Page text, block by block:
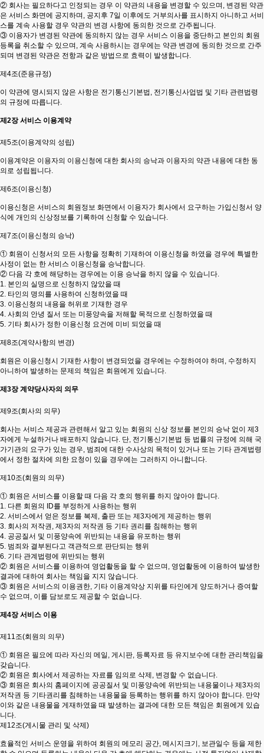
② 회사는 필요하다고 인정되는 경우 이 약관의 내용을 변경할 수 있으며, 변경된 약관
은 서비스 화면에 공지하며, 공지후 7일 이후에도 거부의사를 표시하지 아니하고 서비
스를 계속 사용할 경우 약관의 변경 사항에 동의한 것으로 간주됩니다.
③ 이용자가 변경된 약관에 동의하지 않는 경우 서비스 이용을 중단하고 본인의 회원
등록을 취소할 수 있으며, 계속 사용하시는 경우에는 약관 변경에 동의한 것으로 간주
되며 변경된 약관은 전항과 같은 방법으로 효력이 발생합니다.
제4조(준용규정)
이 약관에 명시되지 않은 사항은 전기통신기본법, 전기통신사업법 및 기타 관련법령
의 규정에 따릅니다.
제2장 서비스 이용계약
제5조(이용계약의 성립)
이용계약은 이용자의 이용신청에 대한 회사의 승낙과 이용자의 약관 내용에 대한 동
의로 성립됩니다.
제6조(이용신청)
이용신청은 서비스의 회원정보 화면에서 이용자가 회사에서 요구하는 가입신청서 양
식에 개인의 신상정보를 기록하여 신청할 수 있습니다.
제7조(이용신청의 승낙)
① 회원이 신청서의 모든 사항을 정확히 기재하여 이용신청을 하였을 경우에 특별한
사정이 없는 한 서비스 이용신청을 승낙합니다.
② 다음 각 호에 해당하는 경우에는 이용 승낙을 하지 않을 수 있습니다.
1. 본인의 실명으로 신청하지 않았을 때
2. 타인의 명의를 사용하여 신청하였을 때
3. 이용신청의 내용을 허위로 기재한 경우
4. 사회의 안녕 질서 또는 미풍양속을 저해할 목적으로 신청하였을 때
5. 기타 회사가 정한 이용신청 요건에 미비 되었을 때
제8조(계약사항의 변경)
회원은 이용신청시 기재한 사항이 변경되었을 경우에는 수정하여야 하며, 수정하지
아니하여 발생하는 문제의 책임은 회원에게 있습니다.
제3장 계약당사자의 의무
제9조(회사의 의무)
회사는 서비스 제공과 관련해서 알고 있는 회원의 신상 정보를 본인의 승낙 없이 제3
자에게 누설하거나 배포하지 않습니다. 단, 전기통신기본법 등 법률의 규정에 의해 국
가기관의 요구가 있는 경우, 범죄에 대한 수사상의 목적이 있거나 또는 기타 관계법령
에서 정한 절차에 의한 요청이 있을 경우에는 그러하지 아니합니다.
제10조(회원의 의무)
① 회원은 서비스를 이용할 때 다음 각 호의 행위를 하지 않아야 합니다.
1. 다른 회원의 ID를 부정하게 사용하는 행위
2. 서비스에서 얻은 정보를 복제, 출판 또는 제3자에게 제공하는 행위
3. 회사의 저작권, 제3자의 저작권 등 기타 권리를 침해하는 행위
4. 공공질서 및 미풍양속에 위반되는 내용을 유포하는 행위
5. 범죄와 결부된다고 객관적으로 판단되는 행위
6. 기타 관계법령에 위반되는 행위
② 회원은 서비스를 이용하여 영업활동을 할 수 없으며, 영업활동에 이용하여 발생한
결과에 대하여 회사는 책임을 지지 않습니다.
③ 회원은 서비스의 이용권한, 기타 이용계약상 지위를 타인에게 양도하거나 증여할
수 없으며, 이를 담보로도 제공할 수 없습니다.
제4장 서비스 이용
제11조(회원의 의무)
① 회원은 필요에 따라 자신의 메일, 게시판, 등록자료 등 유지보수에 대한 관리책임을
갖습니다.
② 회원은 회사에서 제공하는 자료를 임의로 삭제, 변경할 수 없습니다.
③ 회원은 회사의 홈페이지에 공공질서 및 미풍양속에 위반되는 내용물이나 제3자의
저작권 등 기타권리를 침해하는 내용물을 등록하는 행위를 하지 않아야 합니다. 만약
이와 같은 내용물을 게재하였을 때 발생하는 결과에 대한 모든 책임은 회원에게 있습
니다.
제12조(게시물 관리 및 삭제)
효율적인 서비스 운영을 위하여 회원의 메모리 공간, 메시지크기, 보관일수 등을 제한